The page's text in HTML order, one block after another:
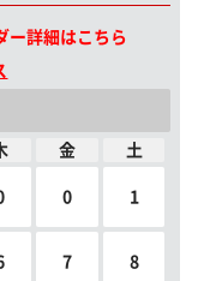
ー詳細はこちら
金 土
0 1
7 8